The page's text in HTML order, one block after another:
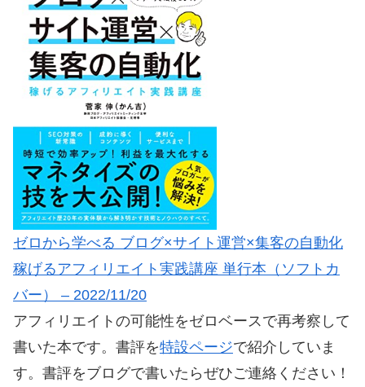
ゼロから学べる ブログ×サイト運営×集客の自動化
稼げるアフィリエイト実践講座 単行本（ソフトカ
バー） – 2022/11/20
アフィリエイトの可能性をゼロベースで再考察して
書いた本です。書評を特設ページで紹介していま
す。書評をブログで書いたらぜひご連絡ください！